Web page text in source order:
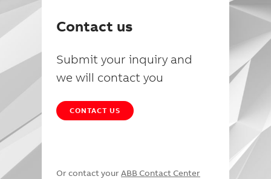
Contact us
Submit your inquiry and
we will contact you
CONTACT US
Or contact your ABB Contact Center